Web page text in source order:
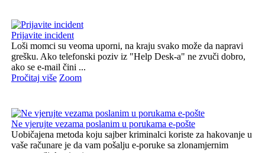
Prijavite incident
Loši momci su veoma uporni, na kraju svako može da napravi
grešku. Ako telefonski poziv iz "Help Desk-a" ne zvuči dobro,
ako se e-mail čini ...
Pročitaj više Zoom
Ne vjerujte vezama poslanim u porukama e-pošte
Uobičajena metoda koju sajber kriminalci koriste za hakovanje u
vaše računare je da vam pošalju e-poruke sa zlonamjernim